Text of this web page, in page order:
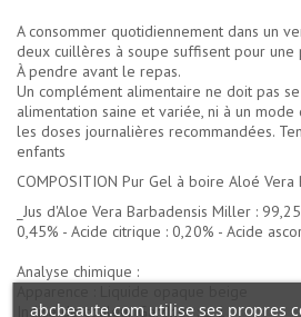
A consommer quotidiennement dans un
deux cuillères à soupe suffisent pour une
À pendre avant le repas.
Un complément alimentaire ne doit pas
alimentation saine et variée, ni à un
les doses journalières recommandées.
enfants
COMPOSITION Pur Gel à boire Aloé Vera
_Jus d'Aloe Vera Barbadensis Miller :
0,45% - Acide citrique : 0,20% - Acide
Analyse chimique :
Indice de couleur Gardner : ≤ 1
abcbeaute.com utilise ses propres